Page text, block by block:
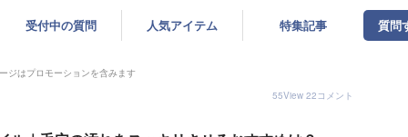
受付中の質問 人気アイテム 特集記事 質問
ジはプロモーションを含みます
55View 22コメント